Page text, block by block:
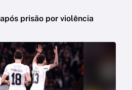
prisão por violência